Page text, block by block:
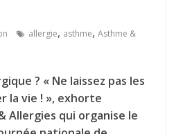
allergie, asthme,Asthme &
? « Ne laissez pas les
la vie ! », exhorte
Allergies qui organise le